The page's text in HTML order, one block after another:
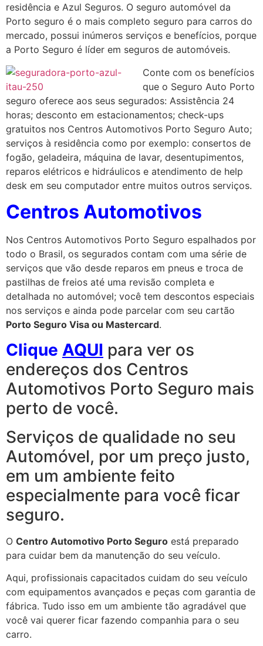
residência e Azul Seguros. O seguro automóvel da
Porto seguro é o mais completo seguro para carros do
mercado, possui inúmeros serviços e benefícios, porque
a Porto Seguro é líder em seguros de automóveis.
Conte com os benefícios
que o Seguro Auto Porto
seguro oferece aos seus segurados: Assistência 24
horas; desconto em estacionamentos; check-ups
gratuitos nos Centros Automotivos Porto Seguro Auto;
serviços à residência como por exemplo: consertos de
fogão, geladeira, máquina de lavar, desentupimentos,
reparos elétricos e hidráulicos e atendimento de help
desk em seu computador entre muitos outros serviços.
Centros Automotivos
Nos Centros Automotivos Porto Seguro espalhados por
todo o Brasil, os segurados contam com uma série de
serviços que vão desde reparos em pneus e troca de
pastilhas de freios até uma revisão completa e
detalhada no automóvel; você tem descontos especiais
nos serviços e ainda pode parcelar com seu cartão
Porto Seguro Visa ou Mastercard.
Clique AQUI para ver os
endereços dos Centros
Automotivos Porto Seguro mais
perto de você.
Serviços de qualidade no seu
Automóvel, por um preço justo,
em um ambiente feito
especialmente para você ficar
seguro.
O Centro Automotivo Porto Seguro está preparado
para cuidar bem da manutenção do seu veículo.
Aqui, profissionais capacitados cuidam do seu veículo
com equipamentos avançados e peças com garantia de
fábrica. Tudo isso em um ambiente tão agradável que
você vai querer ficar fazendo companhia para o seu
carro.